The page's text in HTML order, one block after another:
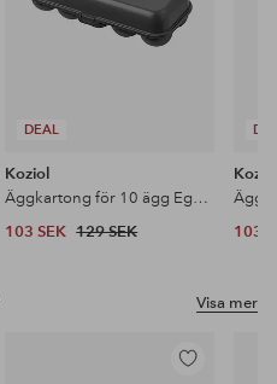
DEAL
Koziol
Äggkartong för 10 ägg Eggs To Go
103 SEK 129 SEK 103
Visa mer
Lägg